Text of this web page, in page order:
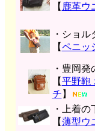
【 鹿革ウ
・ショ
【ペニッ
・豊岡発
【平野鞄
チ 】
・上着
【薄型ウ